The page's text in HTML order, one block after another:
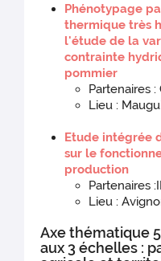
Phénotypage
thermique très
l'étude de la
contrainte
pommier
Partenaires :
Lieu :
Etude intégrée
sur le
production
Partenaires
Lieu :
Axe thématique
aux 3 échelles :